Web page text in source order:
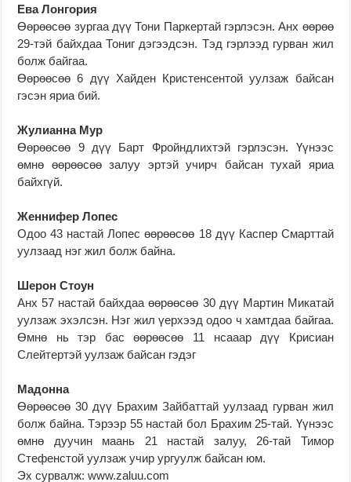
Ева Лонгория
Өөрөөсөө зургаа дүү Тони Паркертай гэрлэсэн. Анх өөрөө
29-тэй байхдаа Тониг дэгээдсэн. Тэд гэрлээд гурван жил
болж байгаа.
Өөрөөсөө 6 дүү Хайден Кристенсентой уулзаж байсан
гэсэн яриа бий.
Жулианна Мур
Өөрөөсөө 9 дүү Барт Фройндлихтэй гэрлэсэн. Үүнээс
өмнө өөрөөсөө залуу эртэй учирч байсан тухай яриа
байхгүй.
Женнифер Лопес
Одоо 43 настай Лопес өөрөөсөө 18 дүү Каспер Смарттай
уулзаад нэг жил болж байна.
Шерон Стоун
Анх 57 настай байхдаа өөрөөсөө 30 дүү Мартин Микатай
уулзаж эхэлсэн. Нэг жил үерхээд одоо ч хамтдаа байгаа.
Өмнө нь тэр бас өөрөөсөө 11 нсааар дүү Крисиан
Слейтертэй уулзаж байсан гэдэг
Мадонна
Өөрөөсөө 30 дүү Брахим Зайбаттай уулзаад гурван жил
болж байна. Тэрээр 55 настай бол Брахим 25-тай. Үүнээс
өмнө дуучин маань 21 настай залуу, 26-тай Тимор
Стефенстой уулзаж учир ургуулж байсан юм.
Эх сурвалж: www.zaluu.com